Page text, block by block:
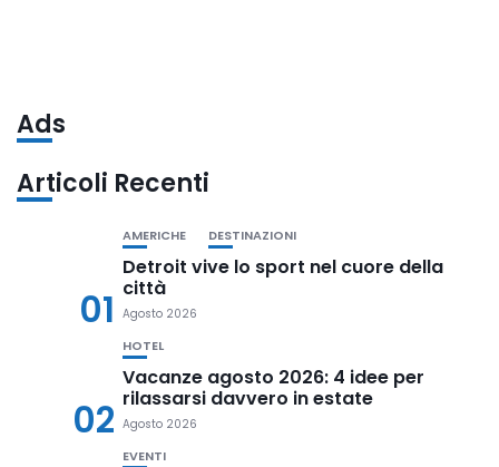
Ads
Articoli Recenti
01
AMERICHE DESTINAZIONI
Detroit vive lo sport nel cuore della
città
Agosto 2026
02
HOTEL
Vacanze agosto 2026: 4 idee per
rilassarsi davvero in estate
Agosto 2026
EVENTI